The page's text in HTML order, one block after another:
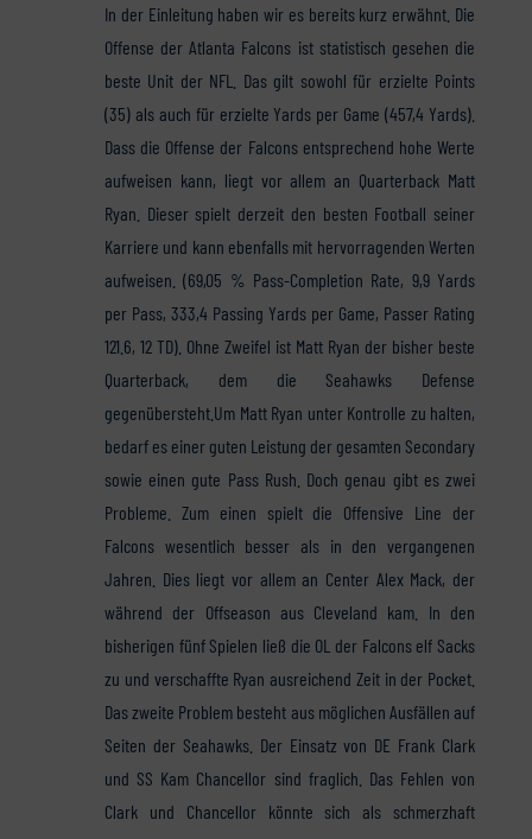
In der Einleitung haben wir es bereits kurz erwähnt. Die
Offense der Atlanta Falcons ist statistisch gesehen die
beste Unit der NFL. Das gilt sowohl für erzielte Points
(35) als auch für erzielte Yards per Game (457,4 Yards).
Dass die Offense der Falcons entsprechend hohe Werte
aufweisen kann, liegt vor allem an Quarterback Matt
Ryan. Dieser spielt derzeit den besten Football seiner
Karriere und kann ebenfalls mit hervorragenden Werten
aufweisen. (69,05 % Pass-Completion Rate, 9,9 Yards
per Pass, 333,4 Passing Yards per Game, Passer Rating
121.6, 12 TD). Ohne Zweifel ist Matt Ryan der bisher beste
Quarterback, dem die Seahawks Defense
gegenübersteht.Um Matt Ryan unter Kontrolle zu halten,
bedarf es einer guten Leistung der gesamten Secondary
sowie einen gute Pass Rush. Doch genau gibt es zwei
Probleme. Zum einen spielt die Offensive Line der
Falcons wesentlich besser als in den vergangenen
Jahren. Dies liegt vor allem an Center Alex Mack, der
während der Offseason aus Cleveland kam. In den
bisherigen fünf Spielen ließ die OL der Falcons elf Sacks
zu und verschaffte Ryan ausreichend Zeit in der Pocket.
Das zweite Problem besteht aus möglichen Ausfällen auf
Seiten der Seahawks. Der Einsatz von DE Frank Clark
und SS Kam Chancellor sind fraglich. Das Fehlen von
Clark und Chancellor könnte sich als schmerzhaft